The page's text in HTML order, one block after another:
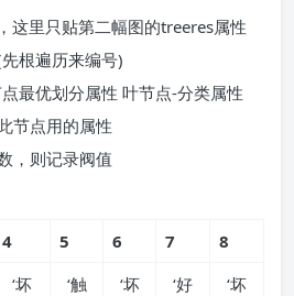
这里只贴第二幅图的treeres属性
根遍历来编号)
最优划分属性 叶节点-分类属性
节点用的属性
，则记录阀值
4 5 6 7
8
‘坏
‘触
‘坏
‘好
‘坏